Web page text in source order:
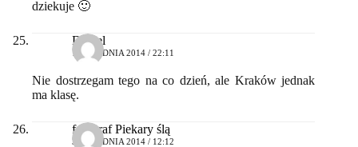
dziekuje 🙂
Daniel
17 GRUDNIA 2014 / 22:11
Nie dostrzegam tego na co dzień, ale Kraków jednak
ma klasę.
fotograf Piekary ślą
30 GRUDNIA 2014 / 12:12